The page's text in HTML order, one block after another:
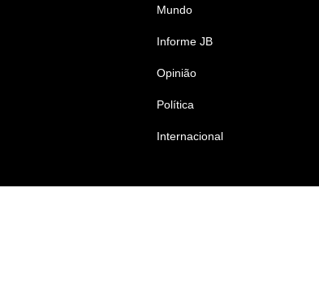
Mundo
Informe JB
Opinião
Política
Internacional